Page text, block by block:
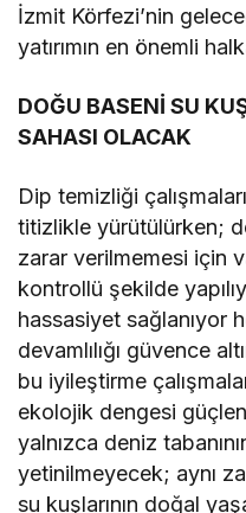
İzmit Körfezi’nin
yatırımın en önemli
DOĞU BASENİ SU
SAHASI OLACAK
Dip temizliği
titizlikle yürütülürken;
zarar verilmemesi için
kontrollü şekilde
hassasiyet sağlanıyor
devamlılığı güvence
bu iyileştirme
ekolojik dengesi
yalnızca deniz
yetinilmeyecek; aynı
su kuşlarının doğal